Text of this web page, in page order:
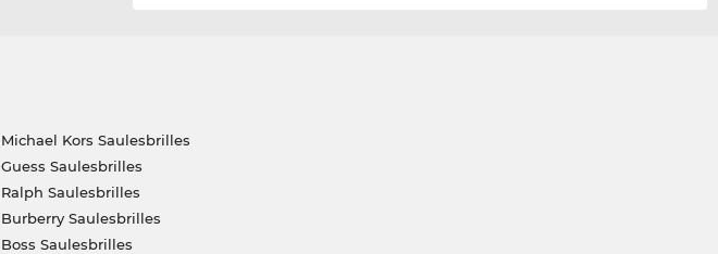
Michael Kors Saulesbrilles
Guess Saulesbrilles
Ralph Saulesbrilles
Burberry Saulesbrilles
Boss Saulesbrilles